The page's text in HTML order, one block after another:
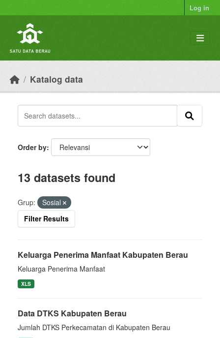
Log in
Katalog data
Order by
13 datasets found
Grup:
Sosial
Filter Results
Keluarga Penerima Manfaat Kabupaten Berau
Keluarga Penerima Manfaat
XLS
Data DTKS Kabupaten Berau
Jumlah DTKS Perkecamatan di Kabupaten Berau